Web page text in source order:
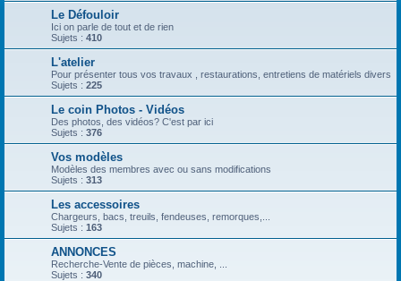
c
e
Le Défouloir
Ici on parle de tout et de rien
Sujets : 410
L'atelier
Pour présenter tous vos travaux , restaurations, entretiens de matériels divers
Sujets : 225
Le coin Photos - Vidéos
Des photos, des vidéos? C'est par ici
Sujets : 376
Vos modèles
Modèles des membres avec ou sans modifications
Sujets : 313
Les accessoires
Chargeurs, bacs, treuils, fendeuses, remorques,...
Sujets : 163
ANNONCES
Recherche-Vente de pièces, machine, ...
Sujets : 340